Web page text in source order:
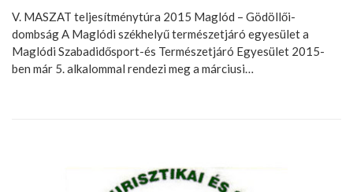
V. MASZAT teljesítménytúra 2015 Maglód – Gödöllői-
dombság A Maglódi székhelyű természetjáró egyesület a
Maglódi Szabadidősport-és Természetjáró Egyesület 2015-
ben már 5. alkalommal rendezi meg a márciusi…